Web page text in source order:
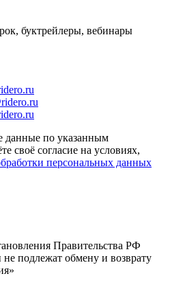
буктрейлеры, вебинары
данные по указанным
своё согласие на условиях,
персональных данных
Правительства РФ
подлежат обмену и возврату